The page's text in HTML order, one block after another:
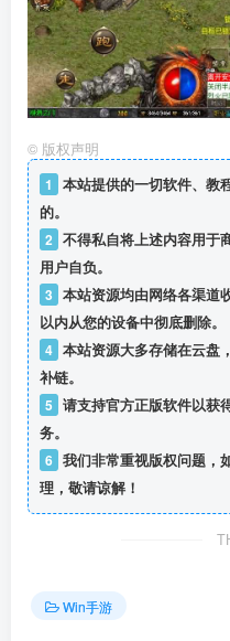
© 版权声明
1
本站提供的一切软件、教
的。
2 不得私自将上述内容用于
用户自负。
3 本站资源均由网络各渠道
以内从您的设备中彻底删除。
4 本站资源大多存储在云盘
补链。
5 请支持官方正版软件以获
务。
6 我们非常重视版权问题，
理，敬请谅解！
Win手游